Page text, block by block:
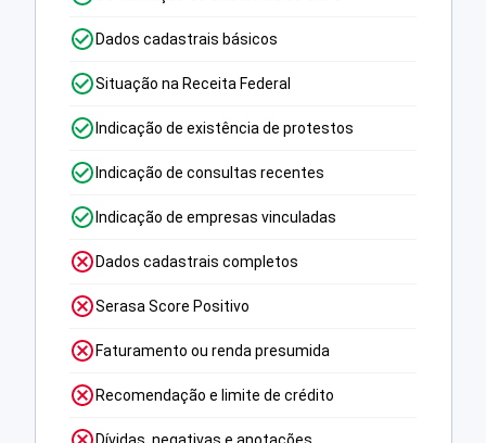
Dados cadastrais básicos
Situação na Receita Federal
Indicação de existência de protestos
Indicação de consultas recentes
Indicação de empresas vinculadas
Dados cadastrais completos
Serasa Score Positivo
Faturamento ou renda presumida
Recomendação e limite de crédito